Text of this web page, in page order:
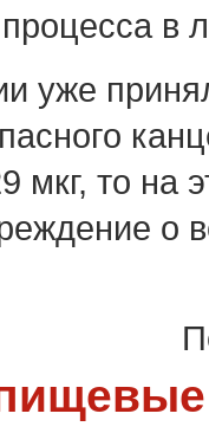
в
уже
мкг, то на
о